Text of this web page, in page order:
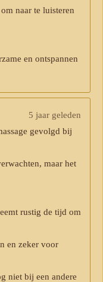
naar te luisteren
en ontspannen
5 jaar geleden
gevolgd bij
maar het
rustig de tijd om
en zeker voor
niet bij een andere